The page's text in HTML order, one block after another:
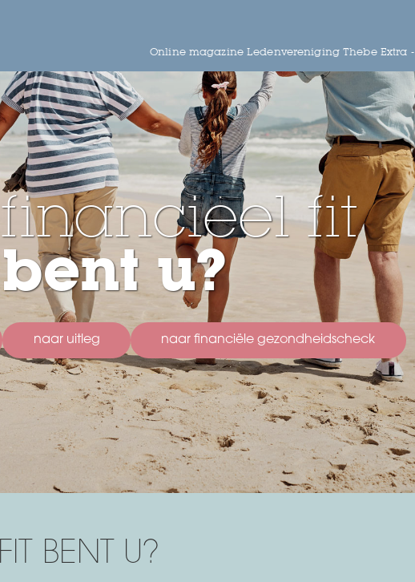
Online magazine Ledenvereniging Thebe Extra -
fit
bent u?
naar uitleg naar financiële gezondheidscheck
BENT U?